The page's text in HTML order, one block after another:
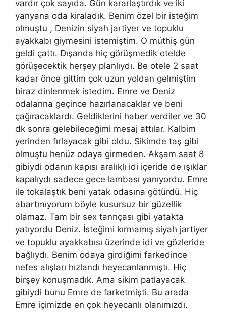
vardır çok sayıda. Gün kararlaştırdık ve iki
yanyana oda kiraladık. Benim özel bir isteğim
olmuştu , Denizin siyah jartiyer ve topuklu
ayakkabı giymesini istemiştim. O müthiş gün
geldi çattı. Dışarıda hiç görüşmedik otelde
görüşecektik herşey planlıydı. Be otele 2 saat
kadar önce gittim çok uzun yoldan gelmiştim
biraz dinlenmek istedim. Emre ve Deniz
odalarına geçince hazırlanacaklar ve beni
çağıracaklardı. Geldiklerini haber verdiler ve 30
dk sonra gelebileceğimi mesaj attılar. Kalbim
yerinden fırlayacak gibi oldu. Sikimde taş gibi
olmuştu henüz odaya girmeden. Akşam saat 8
gibiydi odanın kapısı aralıklı idi içeride de ışıklar
kapalıydı sadece gece lambası yanıyordu. Emre
ile tokalaştık beni yatak odasına götürdü. Hiç
abartmıyorum böyle kusursuz bir güzellik
olamaz. Tam bir sex tanrıçası gibi yatakta
yatıyordu Deniz. İsteğimi kırmamış siyah jartiyer
ve topuklu ayakkabısı üzerinde idi ve gözleride
bağlıydı. Benim odaya girdiğimi farkedince
nefes alışları hızlandı heyecanlanmıştı. Hiç
birşey konuşmadık. Ama sikim patlayacak
gibiydi bunu Emre de farketmişti. Bu arada
Emre içimizde en çok heyecanlı olanımızdı.